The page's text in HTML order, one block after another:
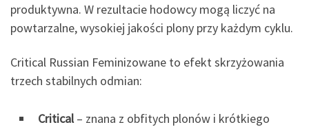
produktywna. W rezultacie hodowcy mogą liczyć na
powtarzalne, wysokiej jakości plony przy każdym cyklu.
Critical Russian Feminizowane to efekt skrzyżowania
trzech stabilnych odmian:
Critical– znana z obfitych plonów i krótkiego